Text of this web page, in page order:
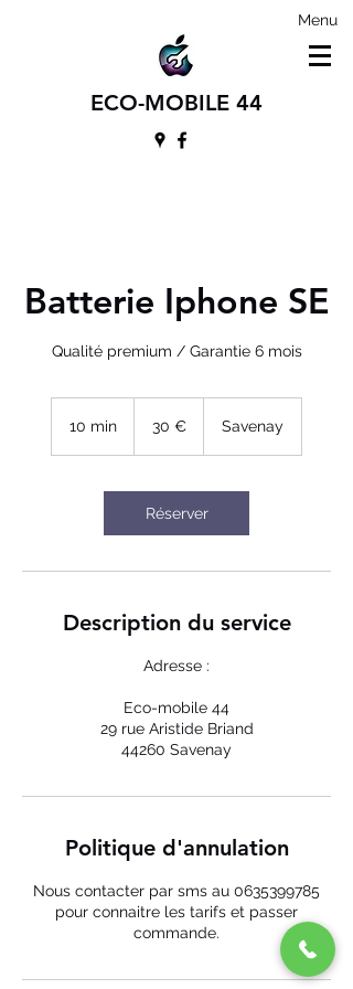
Menu
ECO-MOBILE 44
Batterie Iphone SE
Qualité premium / Garantie 6 mois
10 min
i
30 € Savenay
Réserver
Description du service
Adresse :
Eco-mobile 44
29 rue Aristide Briand
44260 Savenay
Politique d'annulation
Nous contacter par sms au 0635399785
pour connaitre les tarifs et passer
commande.